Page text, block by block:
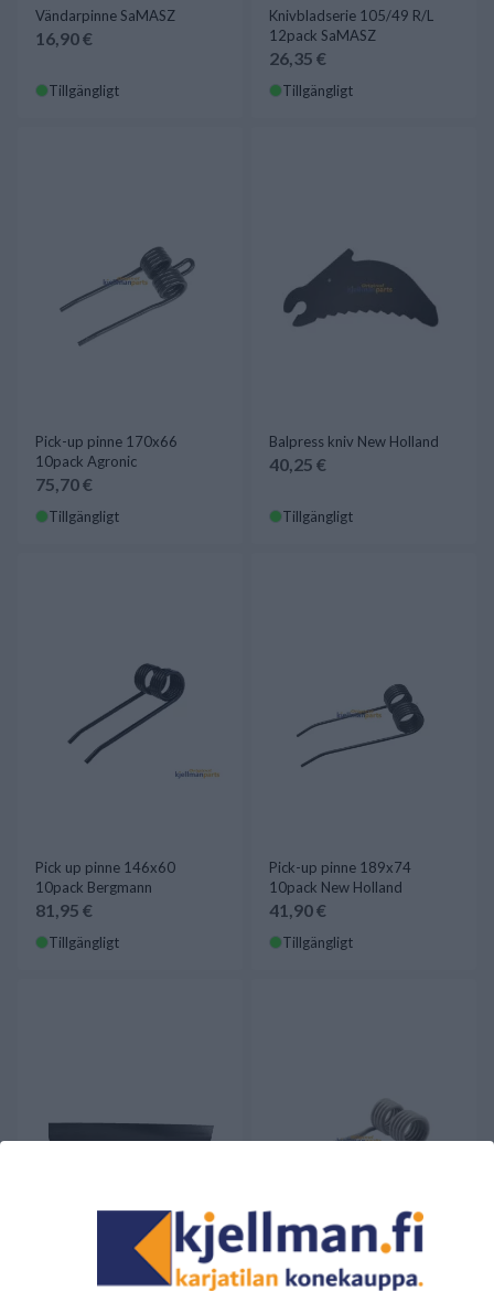
Vändarpinne SaMASZ
16,90 €
Tillgängligt
Knivbladserie 105/49 R/L
12pack SaMASZ
26,35 €
Tillgängligt
Pick-up pinne 170x66
10pack Agronic
75,70 €
Tillgängligt
Balpress kniv New Holland
40,25 €
Tillgängligt
Pick up pinne 146x60
10pack Bergmann
81,95 €
Tillgängligt
Pick-up pinne 189x74
10pack New Holland
41,90 €
Tillgängligt